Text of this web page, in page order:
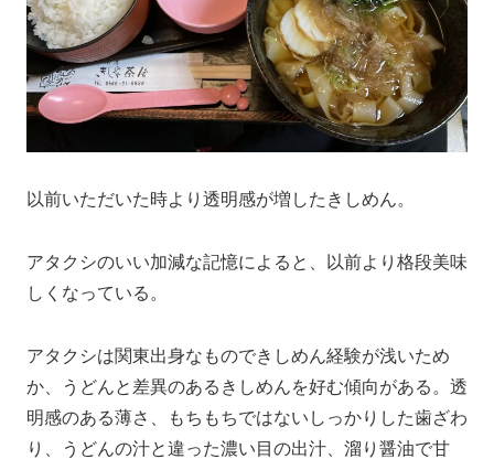
以前いただいた時より透明感が増したきしめん。
アタクシのいい加減な記憶によると、以前より格段美味
しくなっている。
アタクシは関東出身なものできしめん経験が浅いため
か、うどんと差異のあるきしめんを好む傾向がある。透
明感のある薄さ、もちもちではないしっかりした歯ざわ
り、うどんの汁と違った濃い目の出汁、溜り醤油で甘